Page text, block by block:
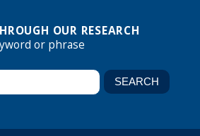
OUR RESEARCH
or phrase